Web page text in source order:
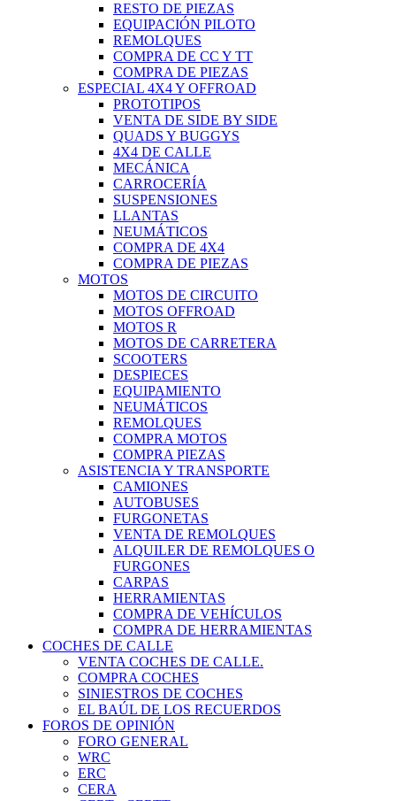
RESTO DE PIEZAS
EQUIPACIÓN PILOTO
REMOLQUES
COMPRA DE CC Y TT
COMPRA DE PIEZAS
ESPECIAL 4X4 Y OFFROAD
PROTOTIPOS
VENTA DE SIDE BY SIDE
QUADS Y BUGGYS
4X4 DE CALLE
MECÁNICA
CARROCERÍA
SUSPENSIONES
LLANTAS
NEUMÁTICOS
COMPRA DE 4X4
COMPRA DE PIEZAS
MOTOS
MOTOS DE CIRCUITO
MOTOS OFFROAD
MOTOS R
MOTOS DE CARRETERA
SCOOTERS
DESPIECES
EQUIPAMIENTO
NEUMÁTICOS
REMOLQUES
COMPRA MOTOS
COMPRA PIEZAS
ASISTENCIA Y TRANSPORTE
CAMIONES
AUTOBUSES
FURGONETAS
VENTA DE REMOLQUES
ALQUILER DE REMOLQUES O
FURGONES
CARPAS
HERRAMIENTAS
COMPRA DE VEHÍCULOS
COMPRA DE HERRAMIENTAS
COCHES DE CALLE
VENTA COCHES DE CALLE.
COMPRA COCHES
SINIESTROS DE COCHES
EL BAÚL DE LOS RECUERDOS
FOROS DE OPINIÓN
FORO GENERAL
WRC
ERC
CERA